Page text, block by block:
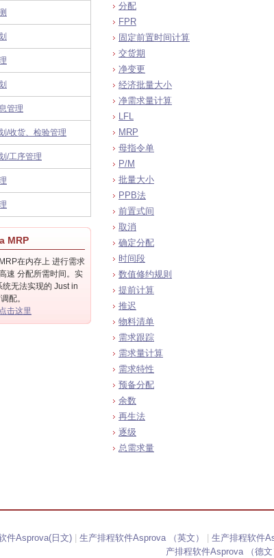
管理
/收货、检验管理
/工序管理
MRP
在内存上 进行需求
速 分配所需时间。实
统无法实现的 Just in
配。
击这里
分配
FPR
固定前置时间计算
交货期
净变更
经济批量大小
净需求量计算
LFL
MRP
母指令单
P/M
批量大小
PPB法
前置式间
取消
确定分配
时间段
数值修约规则
提前计算
推迟
物料清单
需求跟踪
需求量计算
需求特性
预备分配
余数
再生法
逐级
总需求量
件Asprova(日文)| 生产排程软件Asprova （英文） 生产排程软件
产排程软件Asprova （德文